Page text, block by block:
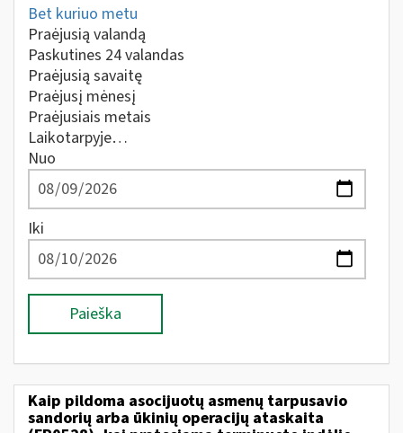
Bet kuriuo metu
Praėjusią valandą
Paskutines 24 valandas
Praėjusią savaitę
Praėjusį mėnesį
Praėjusiais metais
Laikotarpyje…
Nuo
Iki
Paieška
Kaip pildoma asocijuotų asmenų tarpusavio
sandorių arba ūkinių operacijų ataskaita